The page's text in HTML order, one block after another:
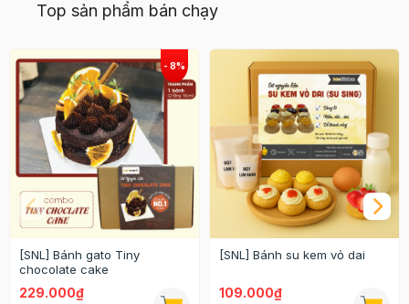
Top sản phẩm bán chạy
[SNL] Bánh gato Tiny
chocolate cake
229.000₫
[SNL] Bánh su kem vỏ dai
109.000₫